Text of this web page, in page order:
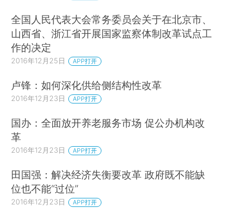
全国人民代表大会常务委员会关于在北京市、
山西省、浙江省开展国家监察体制改革试点工
作的决定
2016年12月25日 APP打开
卢锋：如何深化供给侧结构性改革
2016年12月23日 APP打开
国办：全面放开养老服务市场 促公办机构改
革
2016年12月23日 APP打开
田国强：解决经济失衡要改革 政府既不能缺
位也不能“过位”
2016年12月23日 APP打开